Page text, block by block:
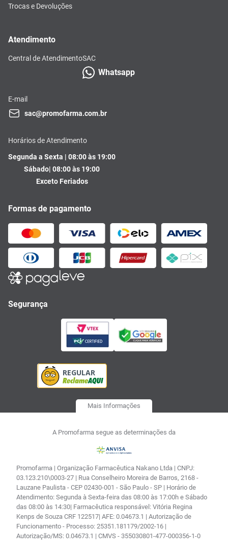
Trocas e Devoluções
Atendimento
Central de AtendimentoSAC
Whatsapp
E-mail
sac@promofarma.com.br
Horários de Atendimento
Segunda a Sexta | 08:00 às 19:00
Sábado| 08:00 às 19:00
Exceto Feriados
Formas de pagamento
Segurança
Mais Informações
A Promofarma segue as determinações da
Promofarma | Organização Farmacêutica Nakano Ltda | CNPJ:
03.123.210\0003-27 | Rua Conselheiro Moreira de Barros, 2168 -
Lauzane Paulista - CEP 02430-001 - São Paulo - SP | Horário de
Atendimento: Segunda à Sexta-feira das 08:00 às 17:00h e Sábado
das 08:00 às 14:30| Farmacêutica responsável: Vitória Regina
Kenps de Souza CRF 122517| AFE: 0.04673.1 | Autorização de
Funcionamento - Processo: 25351.181179/2002-16 |
Autorização/MS: 0.04673.1 | CMVS - 355030801-477-000356-1-0